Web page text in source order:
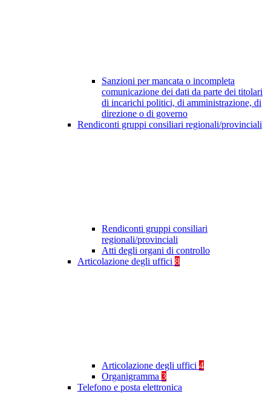
Sanzioni per mancata o incompleta
comunicazione dei dati da parte dei titolari
di incarichi politici, di amministrazione, di
direzione o di governo
Rendiconti gruppi consiliari regionali/provinciali
Rendiconti gruppi consiliari
regionali/provinciali
Atti degli organi di controllo
Articolazione degli uffici 8
Articolazione degli uffici 4
Organigramma 3
Telefono e posta elettronica